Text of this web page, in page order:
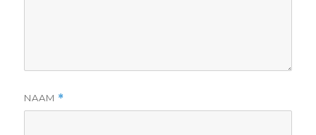
NAAM *